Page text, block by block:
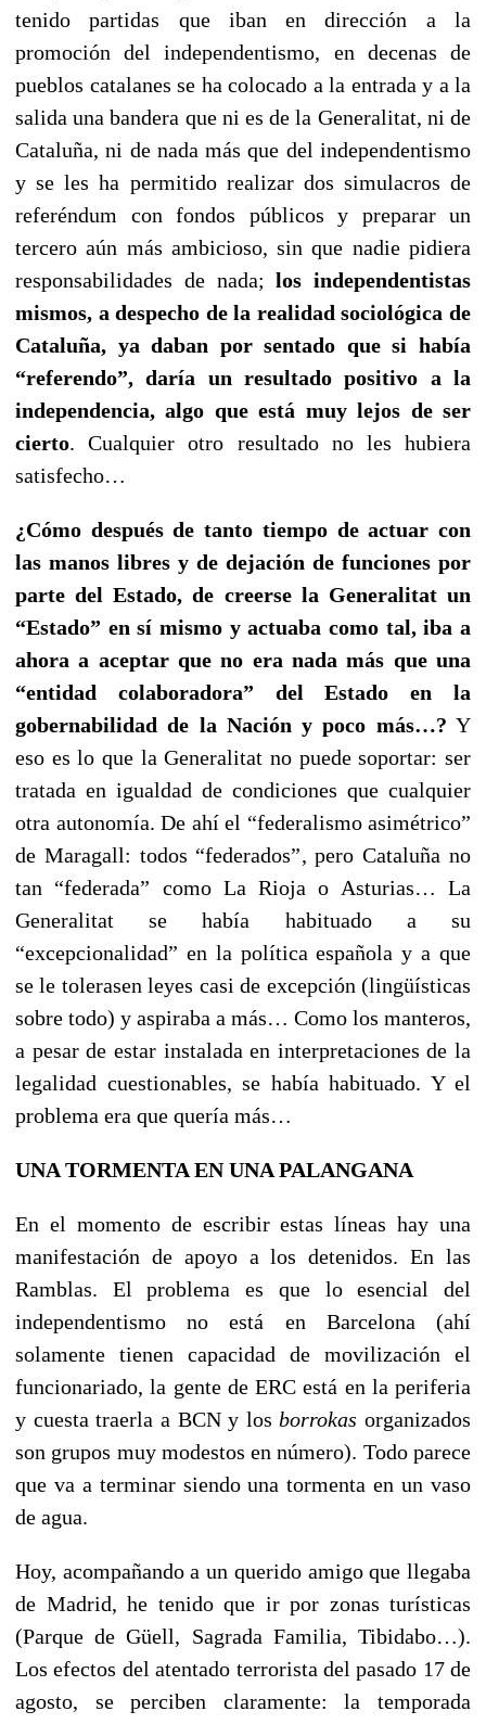
tenido partidas que iban en dirección a la
promoción del independentismo, en decenas de
pueblos catalanes se ha colocado a la entrada y a la
salida una bandera que ni es de la Generalitat, ni de
Cataluña, ni de nada más que del independentismo
y se les ha permitido realizar dos simulacros de
referéndum con fondos públicos y preparar un
tercero aún más ambicioso, sin que nadie pidiera
responsabilidades de nada;los independentistas
mismos, a despecho de la realidad sociológica de
Cataluña, ya daban por sentado que si había
“referendo”, daría un resultado positivo a la
independencia, algo que está muy lejos de ser
cierto. Cualquier otro resultado no les hubiera
satisfecho…
¿Cómo después de tanto tiempo de actuar con
las manos libres y de dejación de funciones por
parte del Estado, de creerse la Generalitat un
“Estado” en sí mismo y actuaba como tal, iba a
ahora a aceptar que no era nada más que una
“entidad colaboradora” del Estado en la
gobernabilidad de la Nación y poco más…? Y
eso es lo que la Generalitat no puede soportar: ser
tratada en igualdad de condiciones que cualquier
otra autonomía. De ahí el “federalismo asimétrico”
de Maragall: todos “federados”, pero Cataluña no
tan “federada” como La Rioja o Asturias… La
Generalitat se había habituado a su
“excepcionalidad” en la política española y a que
se le tolerasen leyes casi de excepción (lingüísticas
sobre todo) y aspiraba a más… Como los manteros,
a pesar de estar instalada en interpretaciones de la
legalidad cuestionables, se había habituado. Y el
problema era que quería más…
UNA TORMENTA EN UNA PALANGANA
En el momento de escribir estas líneas hay una
manifestación de apoyo a los detenidos. En las
Ramblas. El problema es que lo esencial del
independentismo no está en Barcelona (ahí
solamente tienen capacidad de movilización el
funcionariado, la gente de ERC está en la periferia
y cuesta traerla a BCN y losborrokas organizados
son grupos muy modestos en número). Todo parece
que va a terminar siendo una tormenta en un vaso
de agua.
Hoy, acompañando a un querido amigo que llegaba
de Madrid, he tenido que ir por zonas turísticas
(Parque de Güell, Sagrada Familia, Tibidabo…).
Los efectos del atentado terrorista del pasado 17 de
agosto, se perciben claramente: la temporada